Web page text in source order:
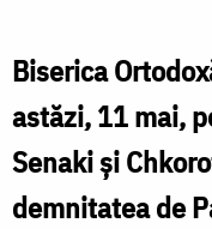
im-
fine-
metropolitan-
shio
Biserica
astăzi, 11 mai,
Senaki și
demnitatea de